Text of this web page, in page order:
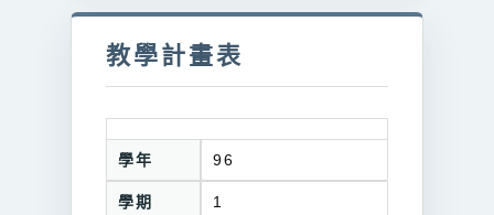
教學計畫表
學年 96
學期 1